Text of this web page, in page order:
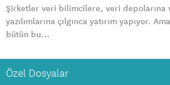
Şirketler veri bilimcilere, veri depolarına
yazılımlarına çılgınca yatırım yapıyor.
bütün bu...
Özel Dosyalar